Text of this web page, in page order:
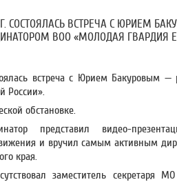
Г. СОСТОЯЛАСЬ ВСТРЕЧА С ЮРИЕМ
ВОО «МОЛОДАЯ ГВАРДИЯ
встреча с Юрием Бакуровым
России».
обстановке.
представил видео-
и вручил самым активным
края.
заместитель секретаря